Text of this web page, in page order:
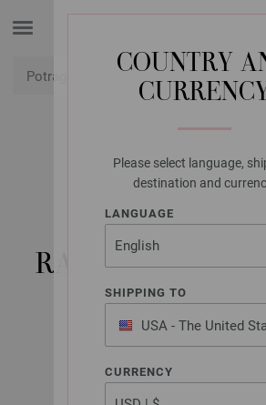
COUNTRY
CURRENCY
Please select language,
destination and
LANGUAGE
SHIPPING TO
USA - The United
of America
CURRENCY
LANA GROSSA
KRUŽNE
PLETENJE,
RAZNOBOJNO.
6,0/100